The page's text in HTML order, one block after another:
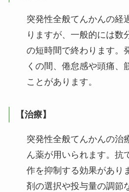
突発性全般てんかんの経
りますが、一般的には数
の短時間で終わります。
くの間、倦怠感や頭痛、
ことがあります。
【治療】
突発性全般てんかんの治
ん薬が用いられます。抗
作を抑制する効果があり
剤の選択や投与量の調節